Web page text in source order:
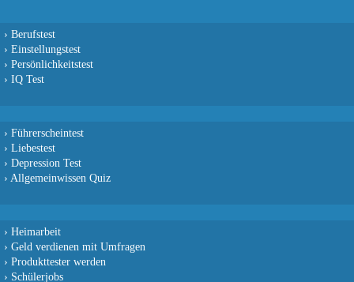
› Berufstest
› Einstellungstest
› Persönlichkeitstest
› IQ Test
› Führerscheintest
› Liebestest
› Depression Test
› Allgemeinwissen Quiz
› Heimarbeit
› Geld verdienen mit Umfragen
› Produkttester werden
› Schülerjobs